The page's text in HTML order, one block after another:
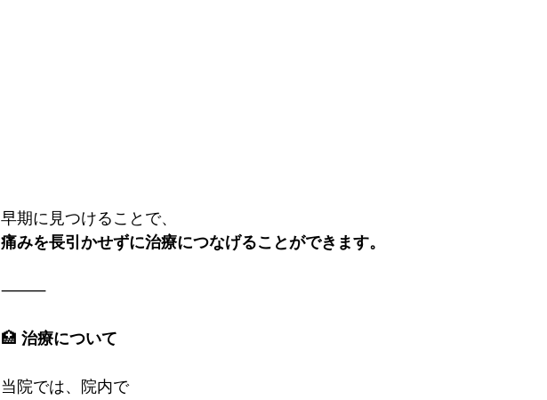
早期に見つけることで、
痛みを長引かせずに治療につなげることができます。
⸻
🏥 治療について
当院では、院内で